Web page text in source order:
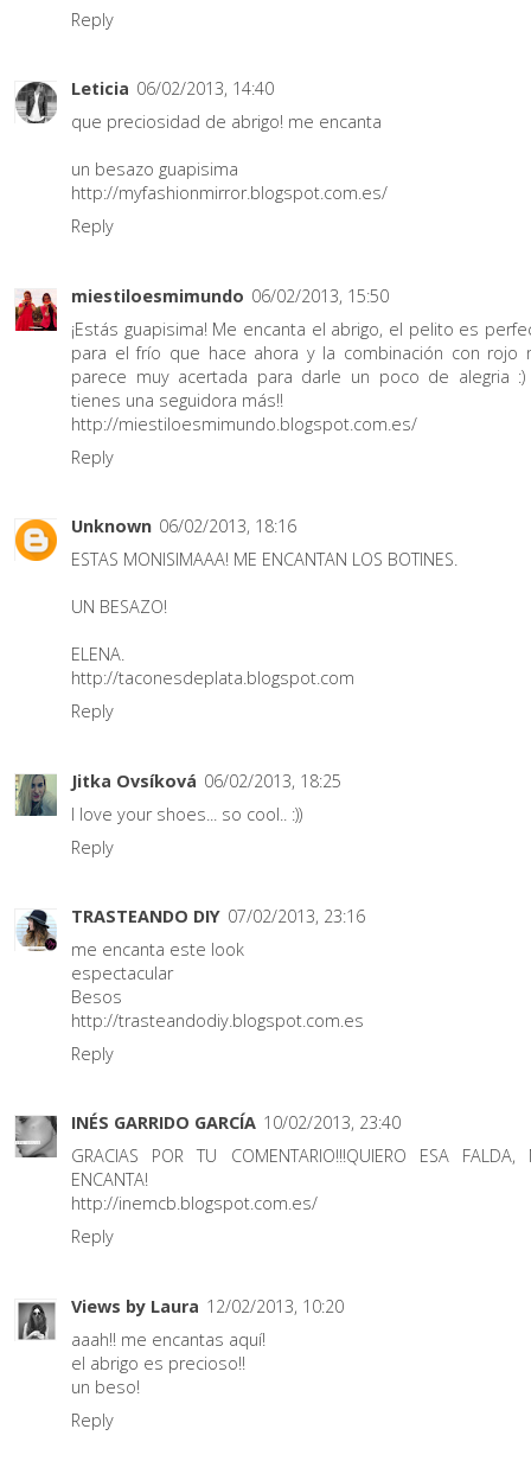
Reply
Leticia 06/02/2013, 14:40
que preciosidad de abrigo! me encanta
un besazo guapisima
http://myfashionmirror.blogspot.com.es/
Reply
miestiloesmimundo 06/02/2013, 15:50
¡Estás guapisima! Me encanta el abrigo, el pelito es
para el frío que hace ahora y la combinación con rojo
parece muy acertada para darle un poco de alegria :)
tienes una seguidora más!!
http://miestiloesmimundo.blogspot.com.es/
Reply
Unknown 06/02/2013, 18:16
ESTAS MONISIMAAA! ME ENCANTAN LOS BOTINES.
UN BESAZO!
ELENA.
http://taconesdeplata.blogspot.com
Reply
Jitka Ovsíková 06/02/2013, 18:25
I love your shoes... so cool.. :))
Reply
TRASTEANDO DIY 07/02/2013, 23:16
me encanta este look
espectacular
Besos
http://trasteandodiy.blogspot.com.es
Reply
INÉS GARRIDO GARCÍA 10/02/2013, 23:40
GRACIAS POR TU COMENTARIO!!!QUIERO ESA FALDA,
ENCANTA!
http://inemcb.blogspot.com.es/
Reply
Views by Laura 12/02/2013, 10:20
aaah!! me encantas aquí!
el abrigo es precioso!!
un beso!
Reply